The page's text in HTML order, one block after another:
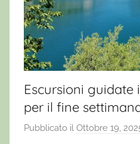
Escursioni
per il fine
Pubblicato il Ottobre 19,